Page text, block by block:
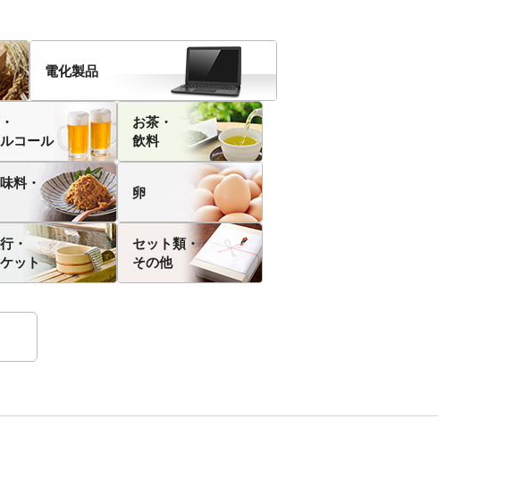
電化製品
コール
お茶・
飲料
料・
卵
・
ット
セット類・
その他